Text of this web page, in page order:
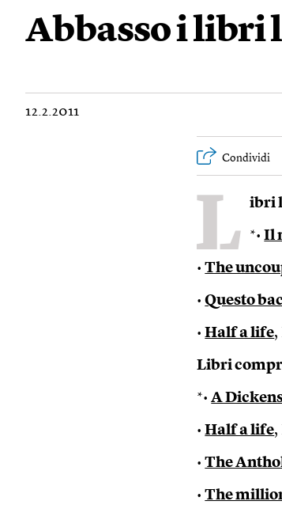
Abbasso i libri
12.2.2011
Condividi
L ibri
*•Il
•The
•Questo
•Half a life,
Libri
*•A
•Half a life,
•The
•The